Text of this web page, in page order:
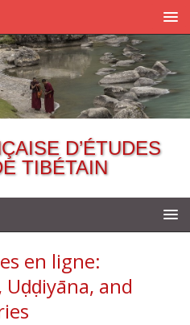
D’ÉTUDES
TIBÉTAIN
en ligne:
and